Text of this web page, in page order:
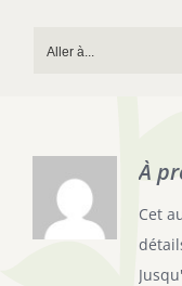
Aller à...
À
Cet